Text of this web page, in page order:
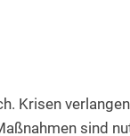
Krisen
sind